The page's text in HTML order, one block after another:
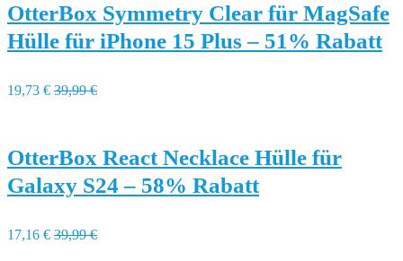
OtterBox Symmetry Clear für MagSafe
Hülle für iPhone 15 Plus – 51% Rabatt
19,73 € 39,99 €
OtterBox React Necklace Hülle für
Galaxy S24 – 58% Rabatt
17,16 € 39,99 €